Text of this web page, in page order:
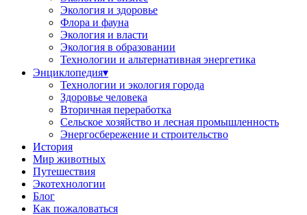
Экология и здоровье
Флора и фауна
Экология и власти
Экология в образовании
Технологии и альтернативная энергетика
Энциклопедия▾
Технологии и экология города
Здоровье человека
Вторичная переработка
Сельское хозяйство и лесная промышленность
Энергосбережение и строительство
История
Мир животных
Путешествия
Экотехнологии
Блог
Как пожаловаться